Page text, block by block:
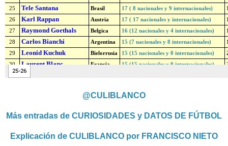
@CULIBLANCO
Más entradas de CURIOSIDADES y DATOS DE FÚTBOL
Explicación de CULIBLANCO por FRANCISCO NIETO